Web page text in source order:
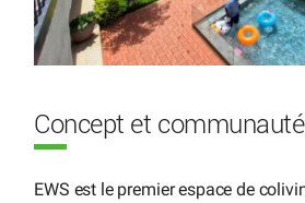
Concept et communauté
EWS est le premier espace de